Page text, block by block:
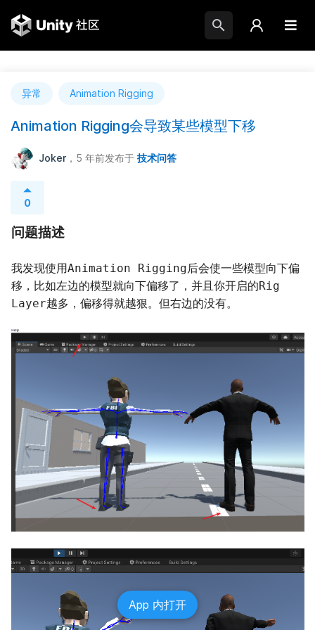
异常 Animation Rigging
Animation Rigging会导致某些模型下移
Joker ，5 年前发布于 技术问答
0
问题描述
我发现使用Animation Rigging后会使一些模型向下偏
移，比如左边的模型就向下偏移了，并且你开启的Rig
Layer越多，偏移得就越狠。但右边的没有。
App 内打开